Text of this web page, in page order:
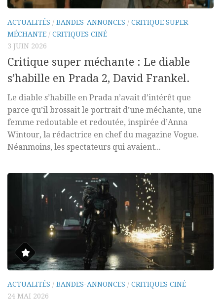
ACTUALITÉS / BANDES-ANNONCES / CRITIQUE SUPER
MÉCHANTE / CRITIQUES CINÉ
3 JUIN 2026
Critique super méchante : Le diable
s’habille en Prada 2, David Frankel.
Le diable s’habille en Prada n’avait d’intérêt que
parce qu’il brossait le portrait d’une méchante, une
femme redoutable et redoutée, inspirée d’Anna
Wintour, la rédactrice en chef du magazine Vogue.
Néanmoins, les spectateurs qui avaient...
ACTUALITÉS / BANDES-ANNONCES / CRITIQUES CINÉ
24 MAI 2026